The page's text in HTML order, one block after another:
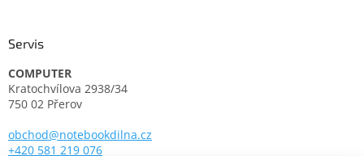
Servis
COMPUTER
Kratochvílova 2938/34
750 02 Přerov
obchod@notebookdilna.cz
+420 581 219 076